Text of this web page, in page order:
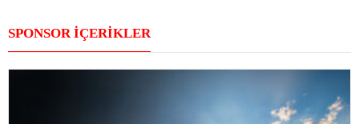
SPONSOR İÇERİKLER